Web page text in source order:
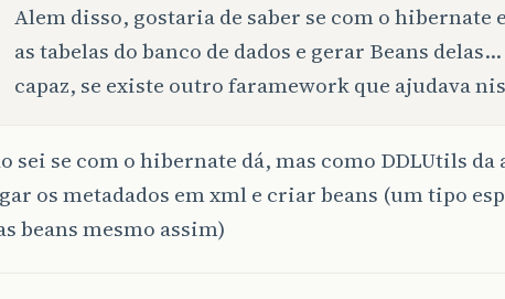
Alem disso, gostaria de saber se com o hibernate
as tabelas do banco de dados e gerar Beans
capaz, se existe outro faramework que ajudava
sei se com o hibernate dá, mas como DDLUtils da
os metadados em xml e criar beans (um tipo
beans mesmo assim)